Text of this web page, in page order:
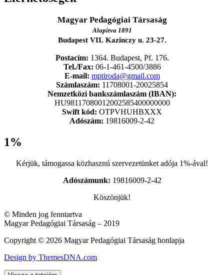
Magyar Pedagógiai Társaság
Alapítva 1891
Budapest VII. Kazinczy u. 23-27.
Postacím: 1364. Budapest, Pf. 176.
Tel./Fax: 06-1-461-4500/3886
E-mail: mptiroda@gmail.com
Számlaszám: 11708001-20025854
Nemzetközi bankszámlaszám (IBAN):
HU98117080012002585400000000
Swift kód: OTPVHUHBXXX
Adószám: 19816009-2-42
1%
Kérjük, támogassa közhasznú szervezetünket adója 1%-ával!
Adószámunk: 19816009-2-42
Köszönjük!
© Minden jog fenntartva
Magyar Pedagógiai Társaság – 2019
Copyright © 2026 Magyar Pedagógiai Társaság honlapja
Design by ThemesDNA.com